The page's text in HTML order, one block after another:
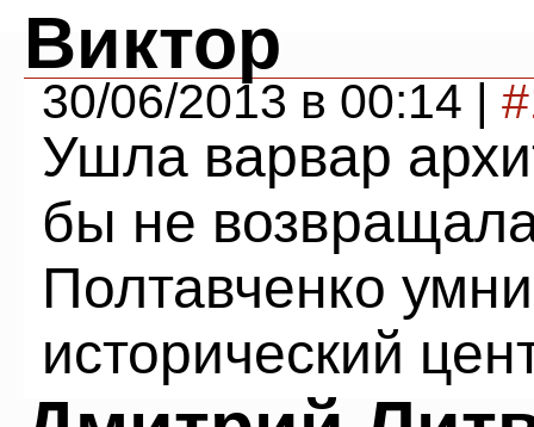
Виктор
30/06/2013 в 00:14 |
Ушла варвар
бы не
Полтавченко
исторический